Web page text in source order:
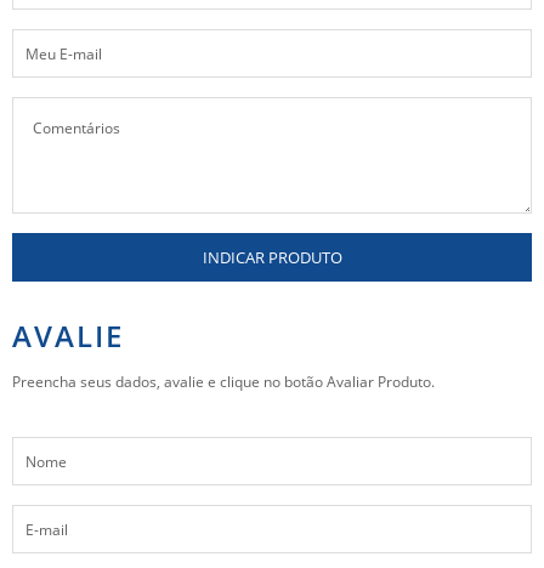
INDICAR PRODUTO
AVALIE
Preencha seus dados, avalie e clique no botão Avaliar Produto.